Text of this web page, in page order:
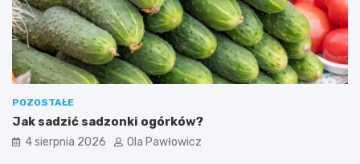
POZOSTAŁE
Jak sadzić sadzonki ogórków?
4 sierpnia 2026 Ola Pawłowicz